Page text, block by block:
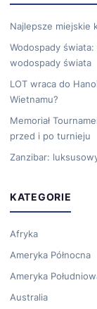
Najlepsze miejskie
Wodospady
wodospady świata
LOT wraca do
Wietnamu?
Memoriał
przed i po turnieju
Zanzibar:
KATEGORIE
Afryka
Ameryka Północna
Ameryka
Australia